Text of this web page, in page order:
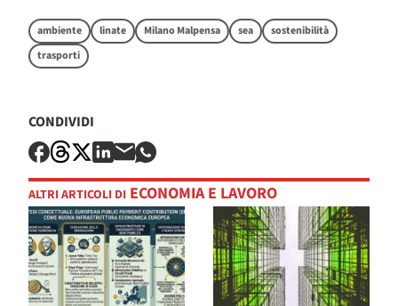
ambiente linate Milano Malpensa sea
sostenibilità
trasporti
CONDIVIDI
ALTRI ARTICOLI DI ECONOMIA E LAVORO